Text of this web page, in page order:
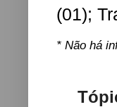
(01);
* Não há